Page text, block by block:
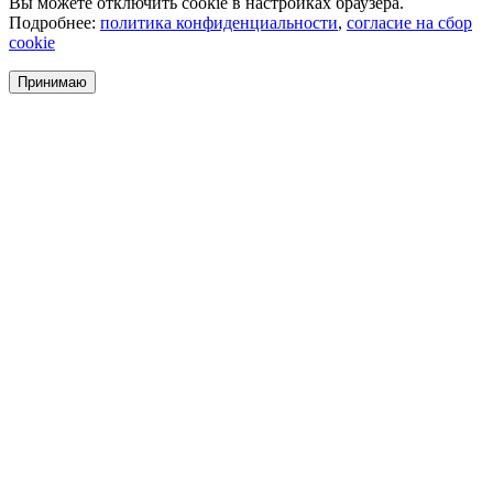
Подробнее: политика конфиденциальности, согласие на сбор
cookie
Принимаю